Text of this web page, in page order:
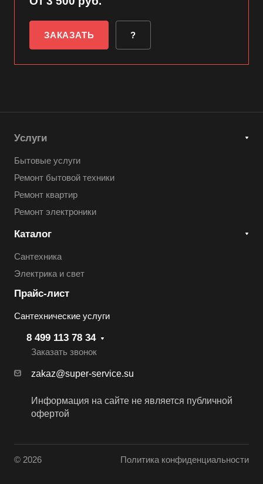
ЗАКАЗАТЬ ?
Услуги
Бытовые услуги
Ремонт бытовой техники
Ремонт квартир
Ремонт электроники
Каталог
Сантехника
Электрика и свет
Прайс-лист
Сантехнические услуги
8 499 113 78 34
Заказать звонок
zakaz@super-service.su
Информация на сайте не является публичной
офертой
© 2026 Политика конфиденциальности